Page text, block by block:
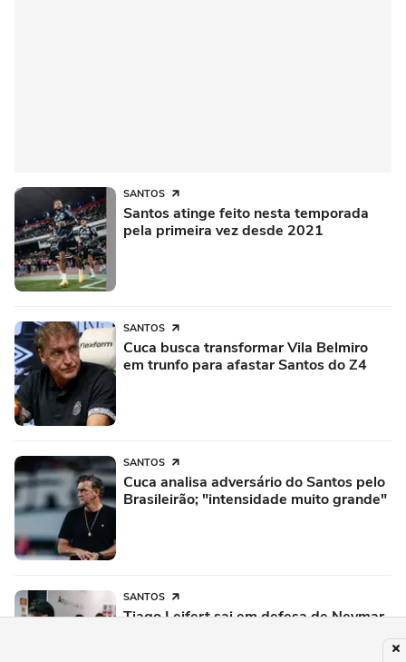
SANTOS
Santos atinge feito nesta temporada
pela primeira vez desde 2021
SANTOS
Cuca busca transformar Vila Belmiro
em trunfo para afastar Santos do Z4
SANTOS
Cuca analisa adversário do Santos pelo
Brasileirão; "intensidade muito grande"
SANTOS
Tiago Leifert sai em defesa de Neymar